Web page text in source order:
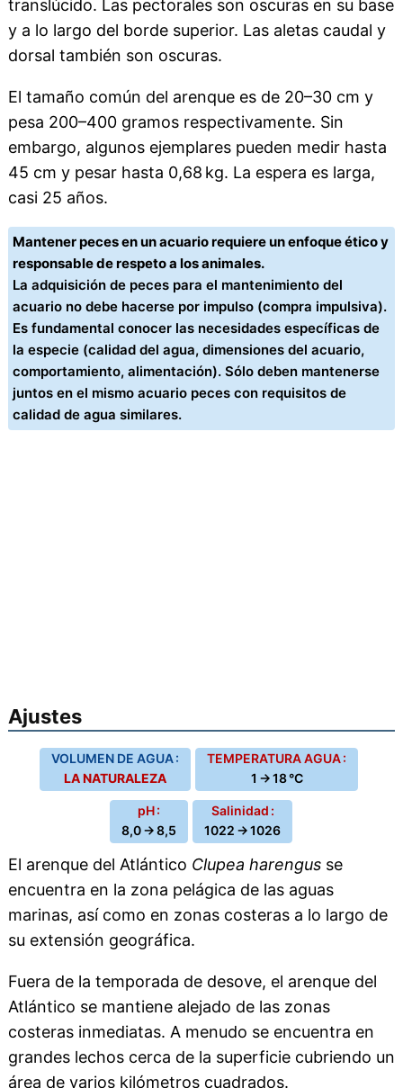
translúcido. Las pectorales son oscuras en su base
y a lo largo del borde superior. Las aletas caudal y
dorsal también son oscuras.
El tamaño común del arenque es de 20–30 cm y
pesa 200–400 gramos respectivamente. Sin
embargo, algunos ejemplares pueden medir hasta
45 cm y pesar hasta 0,68 kg. La espera es larga,
casi 25 años.
Mantener peces en un acuario requiere un enfoque ético y
responsable de respeto a los animales.
La adquisición de peces para el mantenimiento del
acuario no debe hacerse por impulso (compra impulsiva).
Es fundamental conocer las necesidades específicas de
la especie (calidad del agua, dimensiones del acuario,
comportamiento, alimentación). Sólo deben mantenerse
juntos en el mismo acuario peces con requisitos de
calidad de agua similares.
Ajustes
VOLUMEN DE AGUA :
LA NATURALEZA
TEMPERATURA AGUA :
1 → 18 °C
pH :
8,0 → 8,5
Salinidad :
1022 → 1026
El arenque del Atlántico Clupea harengusse
encuentra en la zona pelágica de las aguas
marinas, así como en zonas costeras a lo largo de
su extensión geográfica.
Fuera de la temporada de desove, el arenque del
Atlántico se mantiene alejado de las zonas
costeras inmediatas. A menudo se encuentra en
grandes lechos cerca de la superficie cubriendo un
área de varios kilómetros cuadrados.